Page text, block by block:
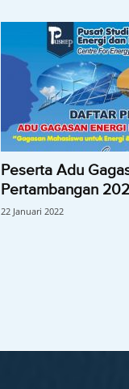
Peserta Adu
Pertambangan
22 Januari 2022